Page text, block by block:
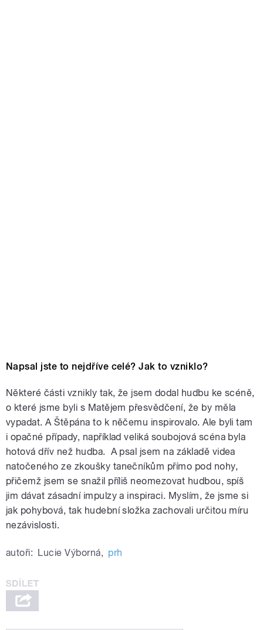
Napsal jste to nejdříve celé? Jak to vzniklo?
Některé části vznikly tak, že jsem dodal hudbu ke scéně,
o které jsme byli s Matějem přesvědčení, že by měla
vypadat. A Štěpána to k něčemu inspirovalo. Ale byli tam
i opačné případy, například veliká soubojová scéna byla
hotová dřív než hudba. A psal jsem na základě videa
natočeného ze zkoušky tanečníkům přímo pod nohy,
přičemž jsem se snažil příliš neomezovat hudbou, spíš
jim dávat zásadní impulzy a inspiraci. Myslím, že jsme si
jak pohybová, tak hudební složka zachovali určitou míru
nezávislosti.
autoři: Lucie Výborná, prh